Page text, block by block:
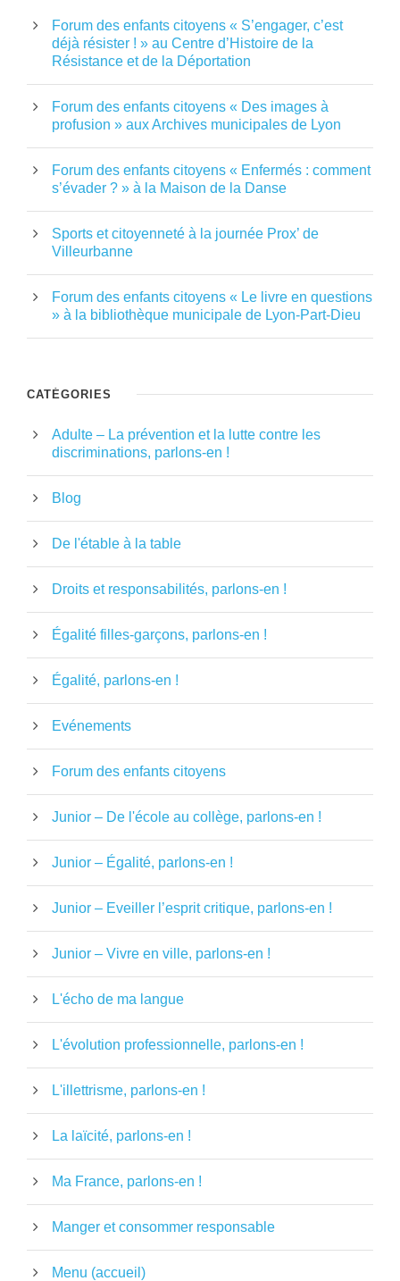
Forum des enfants citoyens « S’engager, c’est
déjà résister ! » au Centre d’Histoire de la
Résistance et de la Déportation
Forum des enfants citoyens « Des images à
profusion » aux Archives municipales de Lyon
Forum des enfants citoyens « Enfermés : comment
s’évader ? » à la Maison de la Danse
Sports et citoyenneté à la journée Prox’ de
Villeurbanne
Forum des enfants citoyens « Le livre en questions
» à la bibliothèque municipale de Lyon-Part-Dieu
CATÉGORIES
Adulte – La prévention et la lutte contre les
discriminations, parlons-en !
Blog
De l'étable à la table
Droits et responsabilités, parlons-en !
Égalité filles-garçons, parlons-en !
Égalité, parlons-en !
Evénements
Forum des enfants citoyens
Junior – De l'école au collège, parlons-en !
Junior – Égalité, parlons-en !
Junior – Eveiller l’esprit critique, parlons-en !
Junior – Vivre en ville, parlons-en !
L'écho de ma langue
L'évolution professionnelle, parlons-en !
L'illettrisme, parlons-en !
La laïcité, parlons-en !
Ma France, parlons-en !
Manger et consommer responsable
Menu (accueil)